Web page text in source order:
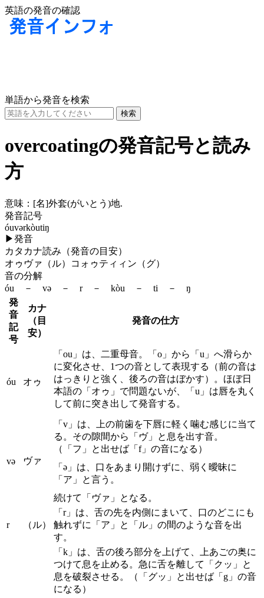
英語の発音の確認
単語から発音を検索
overcoatingの発音記号と読み
方
意味： [名]外套(がいとう)地.
発音記号
óuvərkòutiŋ
▶発音
カタカナ読み（発音の目安）
オゥヴァ（ル）コォゥティィン（グ）
音の分解
óu － və － r － kòu － ti － ŋ
発
音
記
号
カナ
（目
安）
発音の仕方
óu オゥ
「ou」は、二重母音。「o」から「u」へ滑らか
に変化させ、1つの音として表現する（前の音は
はっきりと強く、後ろの音はぼかす）。ほぼ日
本語の「オゥ」で問題ないが、「u」は唇を丸く
して前に突き出して発音する。
və ヴァ
「v」は、上の前歯を下唇に軽く噛む感じに当て
る。その隙間から「ヴ」と息を出す音。
（「フ」と出せば「f」の音になる）
「ə」は、口をあまり開けずに、弱く曖昧に
「ア」と言う。
続けて「ヴァ」となる。
r （ル）
「r」は、舌の先を内側にまいて、口のどこにも
触れずに「ア」と「ル」の間のような音を出
す。
「k」は、舌の後ろ部分を上げて、上あごの奥に
つけて息を止める。急に舌を離して「クッ」と
息を破裂させる。（「グッ」と出せば「g」の音
になる）